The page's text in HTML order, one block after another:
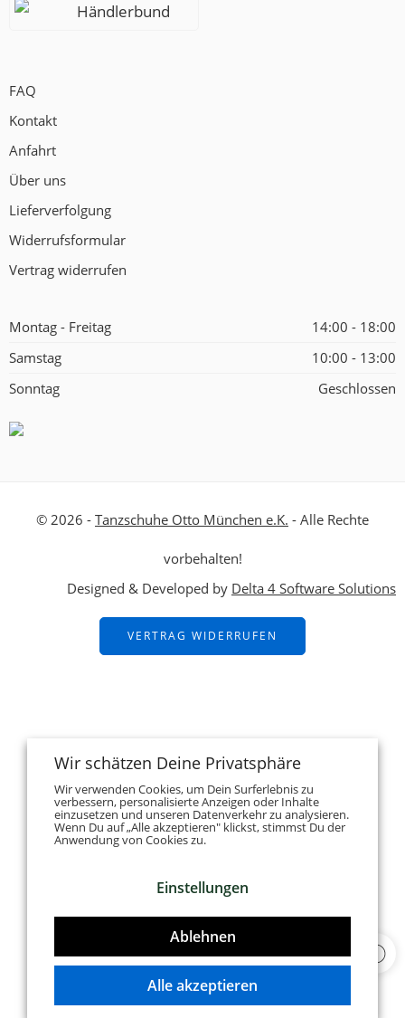
Händlerbund
FAQ
Kontakt
Anfahrt
Über uns
Lieferverfolgung
Widerrufsformular
Vertrag widerrufen
Montag - Freitag
14:00 - 18:00
Samstag
10:00 - 13:00
Sonntag
Geschlossen
© 2026 - Tanzschuhe Otto München e.K. - Alle Rechte
vorbehalten!
Designed & Developed by Delta 4 Software Solutions
VERTRAG WIDERRUFEN
Wir schätzen Deine Privatsphäre
Wir verwenden Cookies, um Dein Surferlebnis zu
verbessern, personalisierte Anzeigen oder Inhalte
einzusetzen und unseren Datenverkehr zu analysieren.
Wenn Du auf „Alle akzeptieren" klickst, stimmst Du der
Anwendung von Cookies zu.
Einstellungen
Ablehnen
Alle akzeptieren